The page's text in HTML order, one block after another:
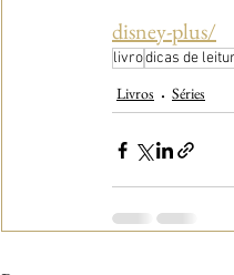
disney-plus/
livrodicas de
Livros Séries